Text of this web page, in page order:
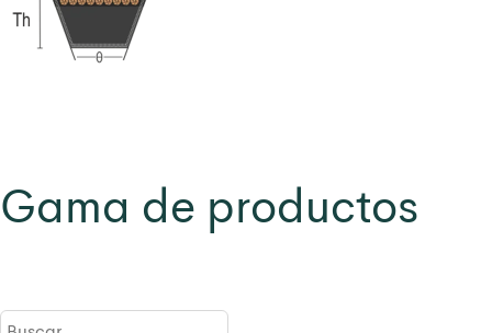
Gama de productos